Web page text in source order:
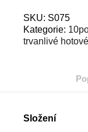
porcí)
množství
SKU: S075
Kategorie:
trvanlivé
Složení